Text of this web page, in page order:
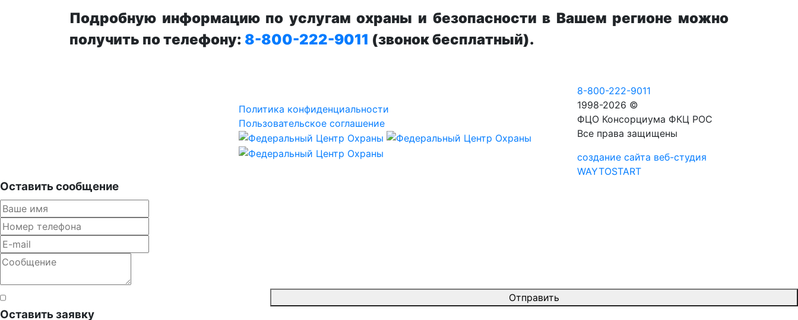
Подробную информацию по услугам охраны и безопасности в Вашем регионе можно
получить по телефону: 8-800-222-9011 (звонок бесплатный).
Политика конфиденциальности
Пользовательское соглашение
8-800-222-9011
1998-2026 ©
ФЦО Консорциума ФКЦ РОС
Все права защищены
создание сайта веб-студия
WAYTOSTART
Оставить сообщение
Отправить
Оставить заявку